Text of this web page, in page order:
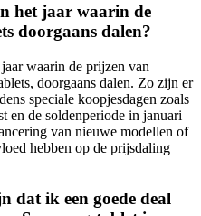
het jaar waarin de
doorgaans dalen?
waarin de prijzen van
doorgaans dalen. Zo zijn er
speciale koopjesdagen zoals
en de soldenperiode in januari
van nieuwe modellen of
hebben op de prijsdaling
dat ik een goede deal